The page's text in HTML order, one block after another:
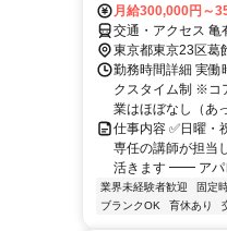
月給300,000円～
交通・アクセス 亀
東京都東京23区葛
勤務時間詳細 実働
クスタイム制 ※コ
業はほぼなし（あ
仕事内容 ✅日曜・
専任の講師が担当
活きます ━━ アパ
業界未経験者歓迎 固定
ブランクOK
育休あり